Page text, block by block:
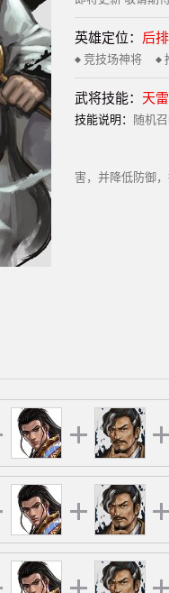
英雄定位： 后排
竞技场神将
武将技能： 天雷
技能说明： 随机
害，并降低防御